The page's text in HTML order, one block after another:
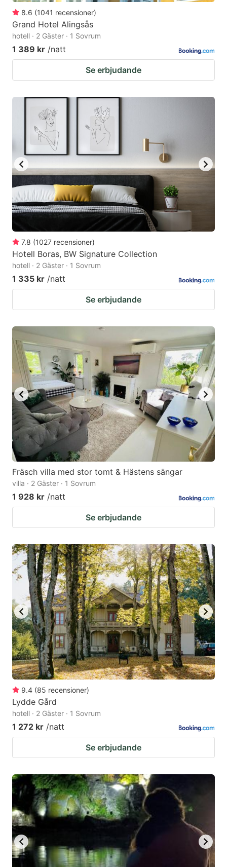
8.6 (1041 recensioner)
Grand Hotel Alingsås
hotell · 2 Gäster · 1 Sovrum
1 389 kr /natt
Se erbjudande
7.8 (1027 recensioner)
Hotell Boras, BW Signature Collection
hotell · 2 Gäster · 1 Sovrum
1 335 kr /natt
Se erbjudande
Fräsch villa med stor tomt & Hästens sängar
villa · 2 Gäster · 1 Sovrum
1 928 kr /natt
Se erbjudande
9.4 (85 recensioner)
Lydde Gård
hotell · 2 Gäster · 1 Sovrum
1 272 kr /natt
Se erbjudande